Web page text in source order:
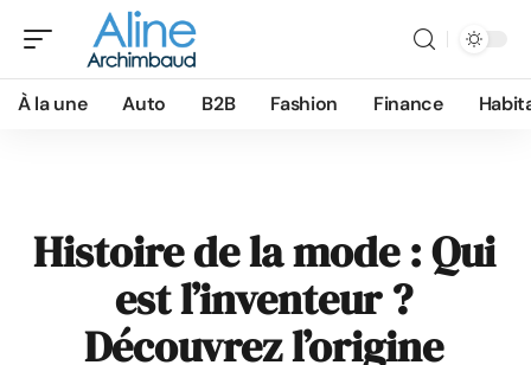
À la une Auto B2B Fashion Finance
Histoire de la mode : Qui
est l’inventeur ?
Découvrez l’origine